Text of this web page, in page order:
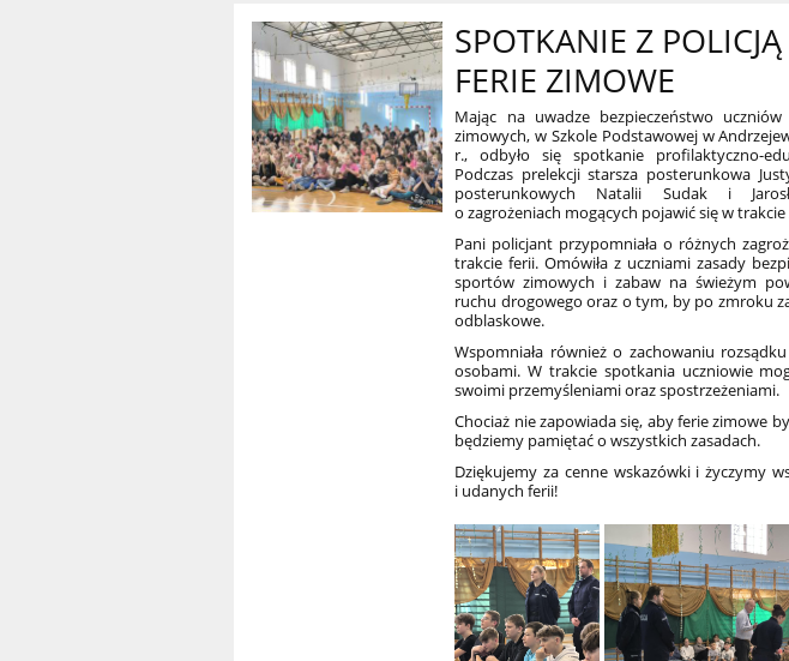
Aktualności
SPOTKANIE Z
FERIE ZIMOWE
Mając na uwadze bezpieczeństwo
zimowych, w Szkole Podstawowej w
r., odbyło się spotkanie profilaktyczno-
Podczas prelekcji starsza posterunkowa
posterunkowych Natalii Sudak i
o zagrożeniach mogących pojawić się w
Pani policjant przypomniała o różnych
trakcie ferii. Omówiła z uczniami zasady
sportów zimowych i zabaw na świeżym
ruchu drogowego oraz o tym, by po zmroku
odblaskowe.
Wspomniała również o zachowaniu
osobami. W trakcie spotkania uczniowie
swoimi przemyśleniami oraz spostrzeżeniami.
Chociaż nie zapowiada się, aby ferie zimowe
będziemy pamiętać o wszystkich zasadach.
Dziękujemy za cenne wskazówki i życzymy
i udanych ferii!